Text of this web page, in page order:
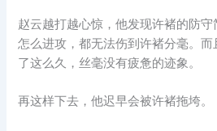
赵云越打越心惊，他发现许褚的防
怎么进攻，都无法伤到许褚分毫。
了这么久，丝毫没有疲惫的迹象。
再这样下去，他迟早会被许褚拖垮。